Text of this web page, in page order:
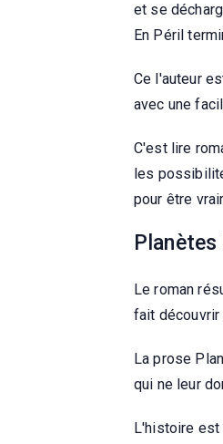
et se
En Péril
Ce l'auteur
avec une
C'est lire
les
pour être
Le roman
fait
La prose
qui ne leur
L'histoire est